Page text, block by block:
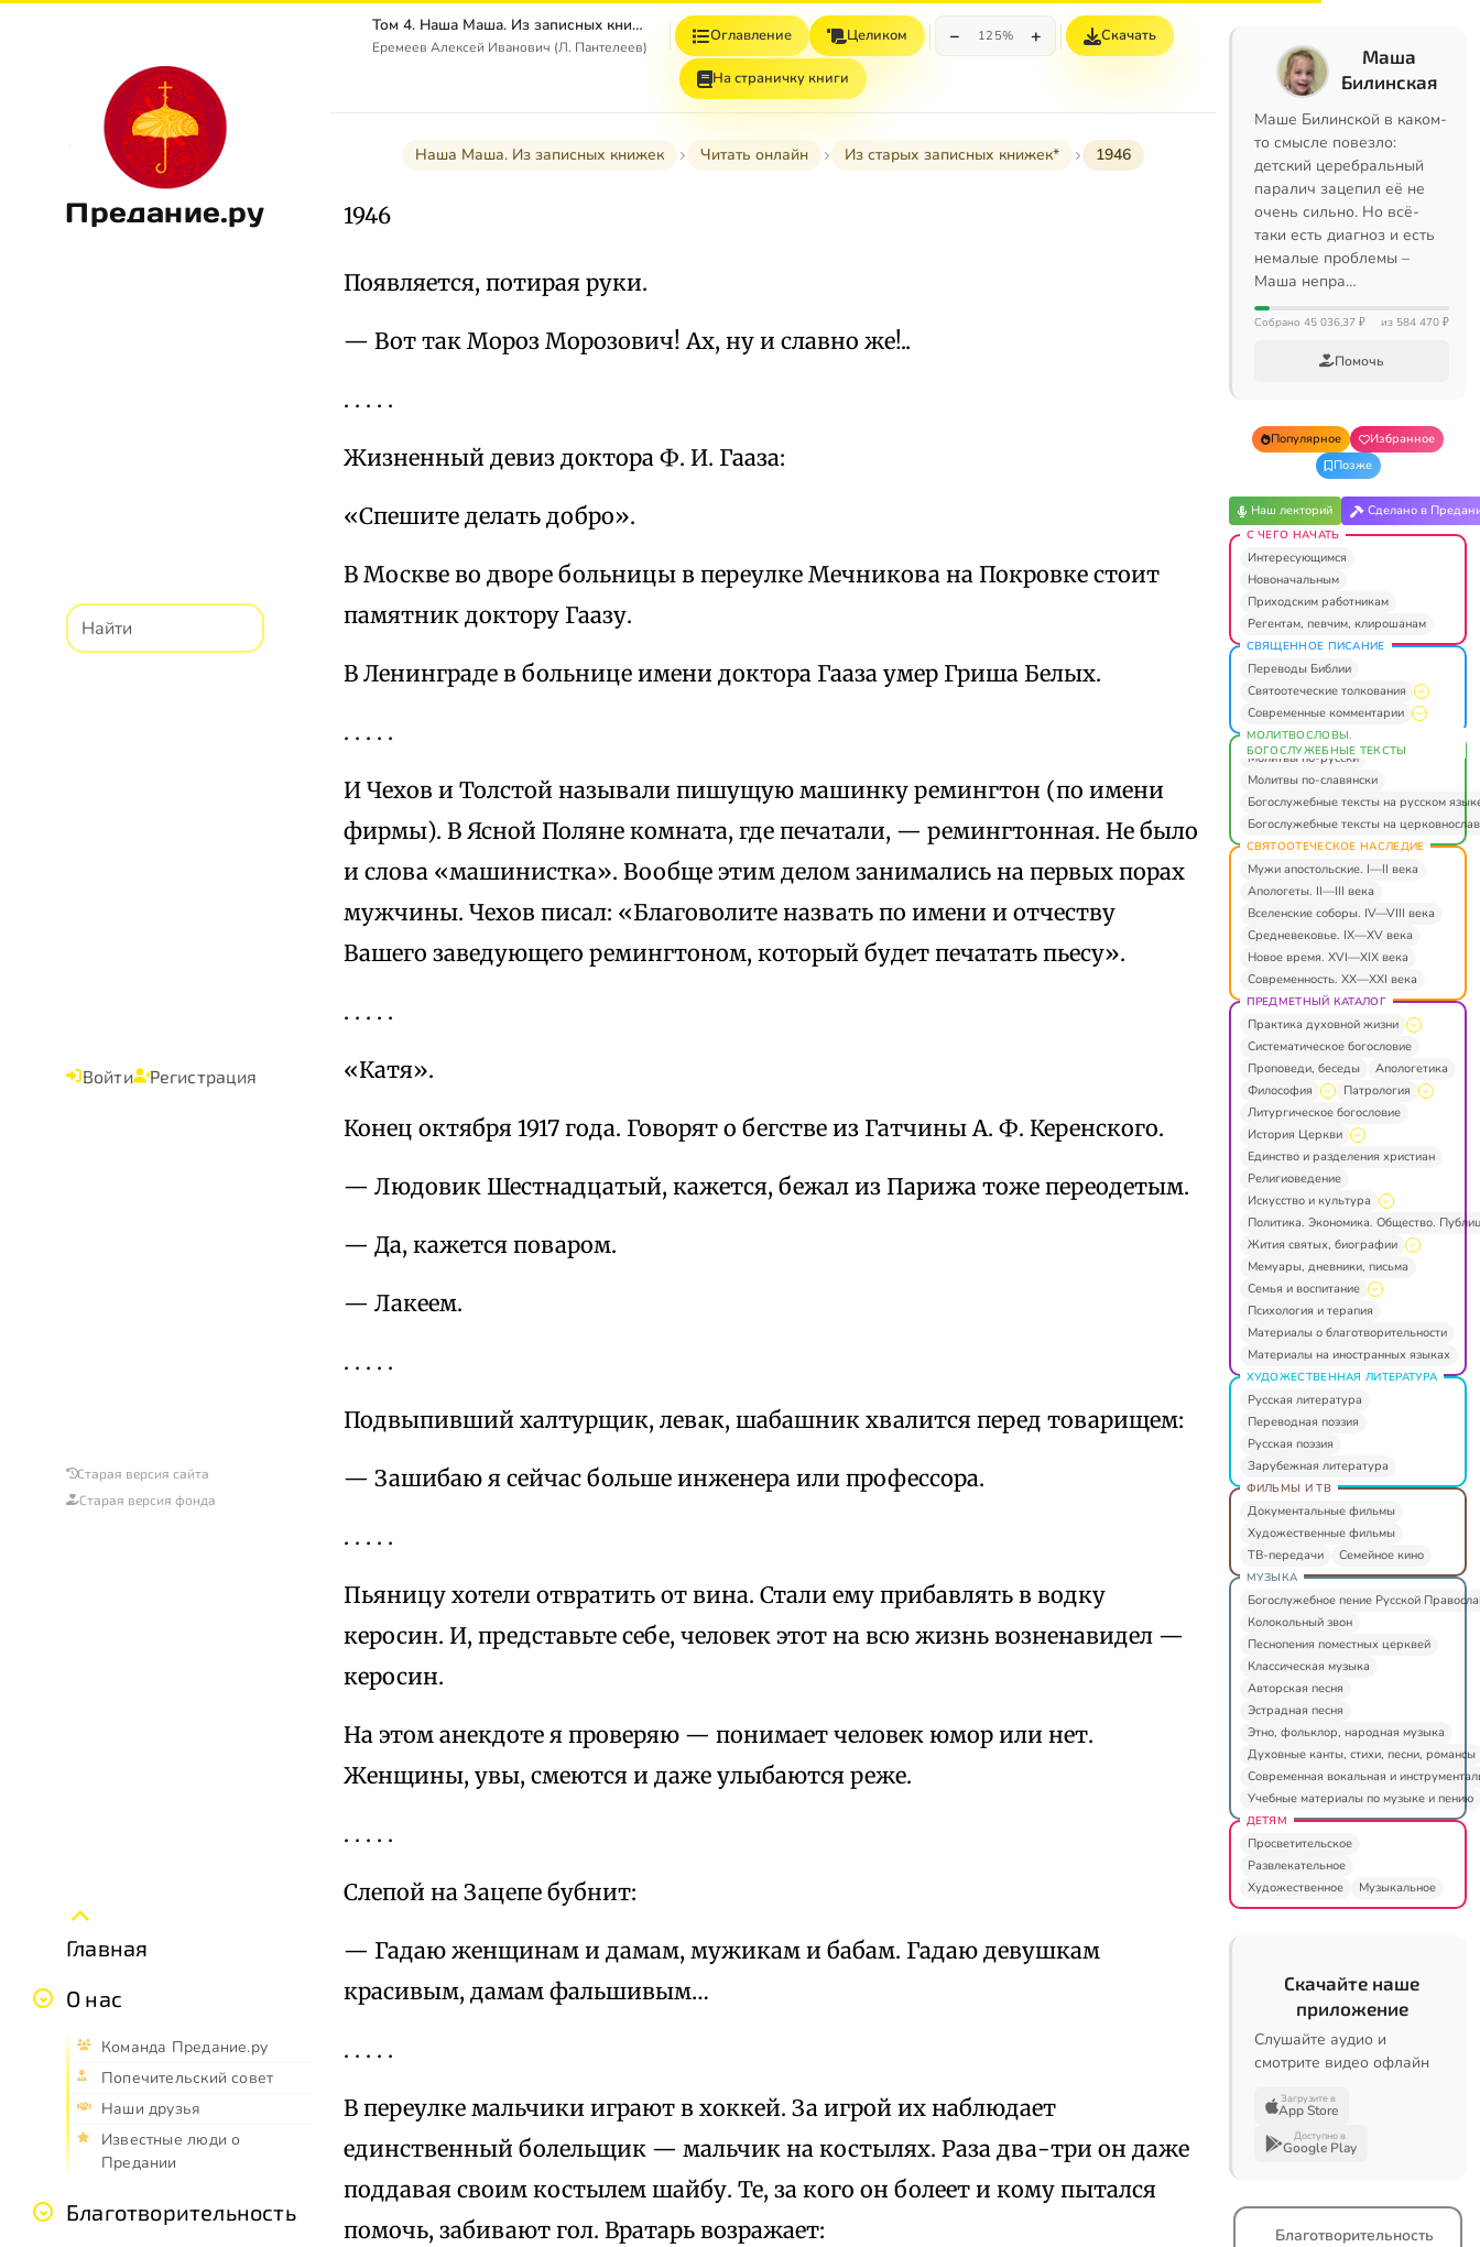
Предание.ру
Войти Регистрация
Старая версия сайта
Старая версия фонда
Главная
О нас
Команда Предание.ру
Попечительский совет
Наши друзья
Известные люди о
Предании
Благотворительность
Том 4. Наша Маша. Из записных книжек
Еремеев Алексей Иванович (Л. Пантелеев)
Оглавление Целиком − 125% + Скачать
На страничку книги
Наша Маша. Из записных книжек Читать онлайн Из старых записных книжек* 1946
1946
Появляется, потирая руки.
— Вот так Мороз Морозович! Ах, ну и славно же!..
. . . . .
Жизненный девиз доктора Ф. И. Гааза:
«Спешите делать добро».
В Москве во дворе больницы в переулке Мечникова на Покровке стоит
памятник доктору Гаазу.
В Ленинграде в больнице имени доктора Гааза умер Гриша Белых.
. . . . .
И Чехов и Толстой называли пишущую машинку ремингтон (по имени
фирмы). В Ясной Поляне комната, где печатали, — ремингтонная. Не было
и слова «машинистка». Вообще этим делом занимались на первых порах
мужчины. Чехов писал: «Благоволите назвать по имени и отчеству
Вашего заведующего ремингтоном, который будет печатать пьесу».
. . . . .
«Катя».
Конец октября 1917 года. Говорят о бегстве из Гатчины А. Ф. Керенского.
— Людовик Шестнадцатый, кажется, бежал из Парижа тоже переодетым.
— Да, кажется поваром.
— Лакеем.
. . . . .
Подвыпивший халтурщик, левак, шабашник хвалится перед товарищем:
— Зашибаю я сейчас больше инженера или профессора.
. . . . .
Пьяницу хотели отвратить от вина. Стали ему прибавлять в водку
керосин. И, представьте себе, человек этот на всю жизнь возненавидел —
керосин.
На этом анекдоте я проверяю — понимает человек юмор или нет.
Женщины, увы, смеются и даже улыбаются реже.
. . . . .
Слепой на Зацепе бубнит:
— Гадаю женщинам и дамам, мужикам и бабам. Гадаю девушкам
красивым, дамам фальшивым…
. . . . .
В переулке мальчики играют в хоккей. За игрой их наблюдает
единственный болельщик — мальчик на костылях. Раза два-три он даже
поддавая своим костылем шайбу. Те, за кого он болеет и кому пытался
помочь, забивают гол. Вратарь возражает:
Маша
Билинская
Маше Билинской в каком-
то смысле повезло:
детский церебральный
паралич зацепил её не
очень сильно. Но всё-
таки есть диагноз и есть
немалые проблемы –
Маша непра…
Собрано 45 036,37 ₽ из 584 470 ₽
Помочь
Популярное
Избранное
Позже
Наш лекторий Сделано в
С ЧЕГО НАЧАТЬ
Интересующимся
Новоначальным
Приходским работникам
Регентам, певчим, клирошанам
СВЯЩЕННОЕ ПИСАНИЕ
Переводы Библии
Святоотеческие толкования
Современные комментарии
МОЛИТВОСЛОВЫ.
БОГОСЛУЖЕБНЫЕ ТЕКСТЫ
Молитвы по-русски
Молитвы по-славянски
Богослужебные тексты на русском
Богослужебные тексты на
СВЯТООТЕЧЕСКОЕ НАСЛЕДИЕ
Мужи апостольские. I—II века
Апологеты. II—III века
Вселенские соборы. IV—VIII века
Средневековье. IX—XV века
Новое время. XVI—XIX века
Современность. XX—XXI века
ПРЕДМЕТНЫЙ КАТАЛОГ
Практика духовной жизни
Систематическое богословие
Проповеди, беседы
Апологетика
Философия
Патрология
Литургическое богословие
История Церкви
Единство и разделения христиан
Религиоведение
Искусство и культура
Политика. Экономика. Общество.
Жития святых, биографии
Мемуары, дневники, письма
Семья и воспитание
Психология и терапия
Материалы о благотворительности
Материалы на иностранных языках
ХУДОЖЕСТВЕННАЯ ЛИТЕРАТУРА
Русская литература
Переводная поэзия
Русская поэзия
Зарубежная литература
ФИЛЬМЫ И ТВ
Документальные фильмы
Художественные фильмы
ТВ-передачи
Семейное кино
МУЗЫКА
Богослужебное пение Русской
Колокольный звон
Песнопения поместных церквей
Классическая музыка
Авторская песня
Эстрадная песня
Этно, фольклор, народная музыка
Духовные канты, стихи, песни, романсы
Современная вокальная и
Учебные материалы по музыке и пению
ДЕТЯМ
Просветительское
Развлекательное
Художественное
Музыкальное
Скачайте наше
приложение
Слушайте аудио и
смотрите видео офлайн
Загрузите в
App Store
Доступно в
Google Play
Благотворительность